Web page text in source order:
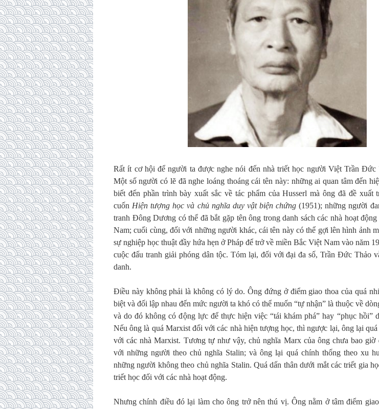
Rất ít cơ hội để người ta được nghe nói đến nhà triết học người Việt Trần Đức
Một số người có lẽ đã nghe loáng thoáng cái tên này: những ai quan tâm đến
biết đến phần trình bày xuất sắc về tác phẩm của Husserl mà ông đã đề xuất
cuốn Hiện tượng học và chủ nghĩa duy vật biện chứng (1951); những người
tranh Đông Dương có thể đã bắt gặp tên ông trong danh sách các nhà hoạt
Nam; cuối cùng, đối với những người khác, cái tên này có thể gợi lên hình ảnh
sự nghiệp học thuật đầy hứa hẹn ở Pháp để trở về miền Bắc Việt Nam vào năm
cuộc đấu tranh giải phóng dân tộc. Tóm lại, đối với đại đa số, Trần Đức Thảo
danh.
Điều này không phải là không có lý do. Ông đứng ở điểm giao thoa của quá
biệt và đối lập nhau đến mức người ta khó có thể muốn “tự nhận” là thuộc về
và do đó không có động lực để thực hiện việc “tái khám phá” hay “phục hồi”
Nếu ông là quá Marxist đối với các nhà hiện tượng học, thì ngược lại, ông lại
với các nhà Marxist. Tương tự như vậy, chủ nghĩa Marx của ông chưa bao giờ
với những người theo chủ nghĩa Stalin; và ông lại quá chính thống theo xu
những người không theo chủ nghĩa Stalin. Quá dấn thân dưới mắt các triết gia
triết học đối với các nhà hoạt động.
Nhưng chính điều đó lại làm cho ông trở nên thú vị. Ông nằm ở tâm điểm